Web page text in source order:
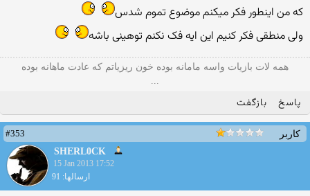
که من اینطور فکر میکنم موضوع تموم شدس
ولی منطقی فکر کنیم این ایه فک نکنم توهینی باشه
همه لات بازیات واسه مامانه بوده خون ریزیاتم که عادت ماهانه بوده
...
پاسخ بازگفت
کاربر
#353
SHERL0CK
15 Jan 2013 17:52
ارسالها: 91